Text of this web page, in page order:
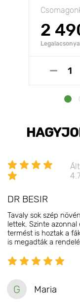
2
DR BESIR
Tavaly sok szép
lettek. Szinte
termést is hoztak a
is megadták a
G Maria